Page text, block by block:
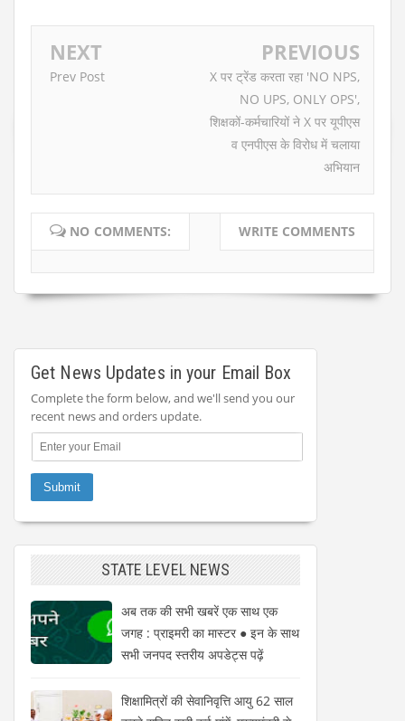
NEXT
Prev Post
PREVIOUS
X पर ट्रेंड करता रहा 'NO NPS,
NO UPS, ONLY OPS',
शिक्षकों-कर्मचारियों ने X पर यूपीएस
व एनपीएस के विरोध में चलाया
अभियान
NO COMMENTS: WRITE COMMENTS
Get News Updates in your Email Box
Complete the form below, and we'll send you our
recent news and orders update.
STATE LEVEL NEWS
अब तक की सभी खबरें एक साथ एक
जगह : प्राइमरी का मास्टर ● इन के साथ
सभी जनपद स्तरीय अपडेट्स पढ़ें
शिक्षामित्रों की सेवानिवृत्ति आयु 62 साल